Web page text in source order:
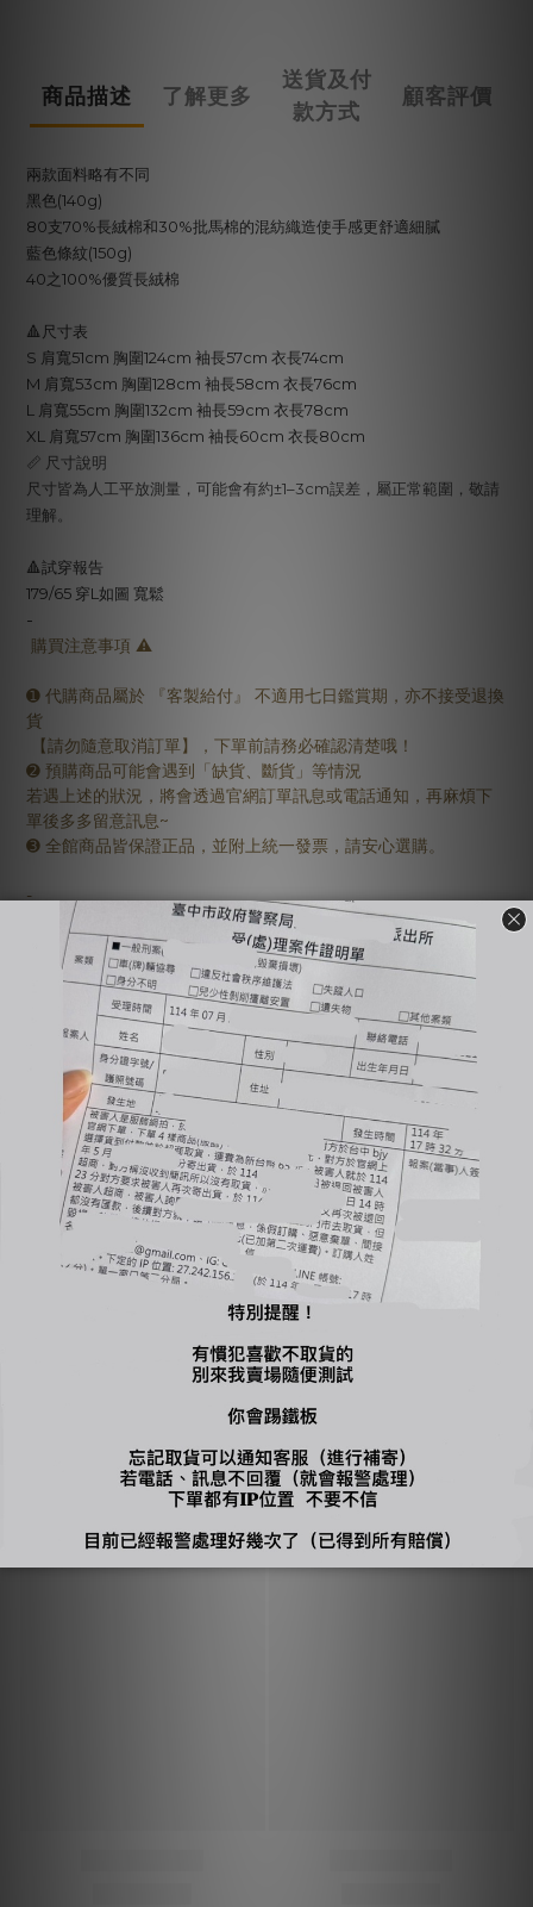
商品描述 了解更多
送貨及付
款方式
顧客評價
兩款面料略有不同
黑色(140g)
80支70%長絨棉和30%批馬棉的混紡織造使手感更舒適細膩
藍色條紋(150g)
40之100%優質長絨棉
🔺尺寸表
S 肩寬51cm 胸圍124cm 袖長57cm 衣長74cm
M 肩寬53cm 胸圍128cm 袖長58cm 衣長76cm
L 肩寬55cm 胸圍132cm 袖長59cm 衣長78cm
XL 肩寬57cm 胸圍136cm 袖長60cm 衣長80cm
📏 尺寸說明
尺寸皆為人工平放測量，可能會有約±1–3cm誤差，屬正常範圍，敬請
理解。
🔺試穿報告
179/65 穿L如圖 寬鬆
-
購買注意事項 ⚠️
➊ 代購商品屬於 『客製給付』 不適用七日鑑賞期，亦不接受退換
貨
【請勿隨意取消訂單】，下單前請務必確認清楚哦！
➋ 預購商品可能會遇到「缺貨、斷貨」等情況
若遇上述的狀況，將會透過官網訂單訊息或電話通知，再麻煩下
單後多多留意訊息~
➌ 全館商品皆保證正品，並附上統一發票，請安心選購。
-
🔺國定假日統一不出貨、不回覆訊息（上班日會依序回覆）
🔺全賣場【現貨】1-3工作天出貨，【預購or代購】依賣場備註工
🔺商品有溢膠、小線頭皆為正常現象非瑕疵，完美主義者不要下
單，自行到店面購買
🔺使用貨到付款惡意不取貨一律提告，並加入黑名單
🔺賣場商品可以退換貨，需先與客服確認庫存狀況；原商品外包
裝必須保持完整＆吊牌不能拆剪才能退換貨（退換貨須知請詳售
後小卡）
🔺商品一旦下水任何理由皆不接受退換貨
🔍【INSTAGRAM】：bjy_666
您可能喜歡...